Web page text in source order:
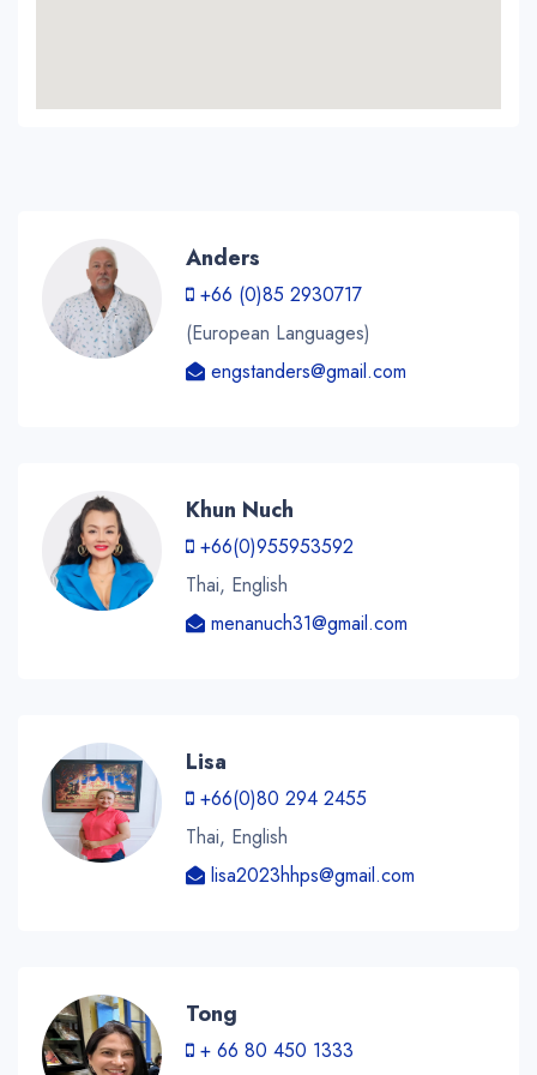
Anders
+66 (0)85 2930717
(European Languages)
engstanders@gmail.com
Khun Nuch
+66(0)955953592
Thai, English
menanuch31@gmail.com
Lisa
+66(0)80 294 2455
Thai, English
lisa2023hhps@gmail.com
Tong
+ 66 80 450 1333